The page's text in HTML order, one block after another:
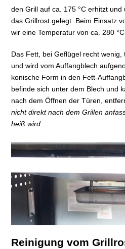
den Grill auf ca. 175 °C erhitzt
das Grillrost gelegt. Beim Einsatz
wir eine Temperatur von ca. 280
Das Fett, bei Geflügel recht
und wird vom Auffangblech
konische Form in den Fett-
befinde sich unter dem Blech und
nach dem Öffnen der Türen,
nicht direkt nach dem Grillen
heiß wird.
Reinigung vom